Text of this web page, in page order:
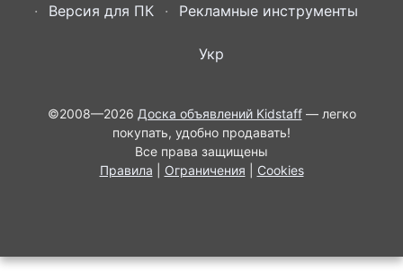
Версия для ПК
Рекламные инструменты
Укр
©2008—2026 Доска объявлений Kidstaff— легко
покупать, удобно продавать!
Все права защищены
Правила
Ограничения Cookies